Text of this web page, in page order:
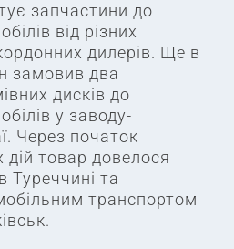
запчастини до
від різних
дилерів. Ще в
замовив два
дисків до
у заводу-
Через початок
товар довелося
Туреччині та
транспортом